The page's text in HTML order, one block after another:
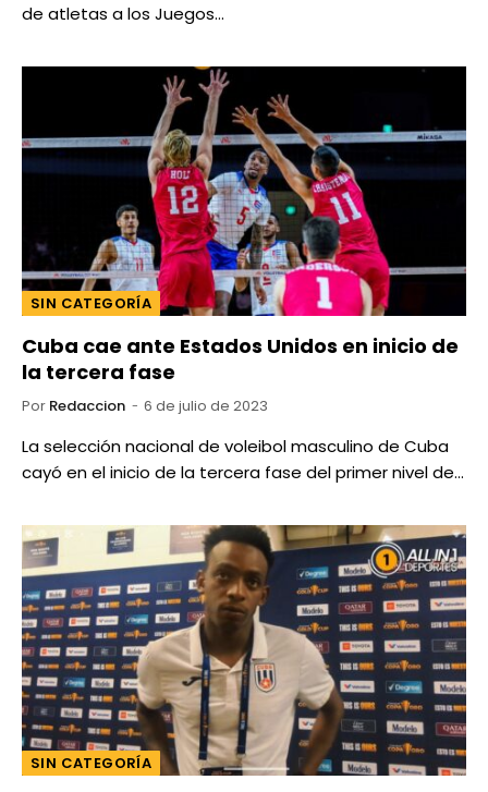
de atletas a los Juegos…
SIN CATEGORÍA
Cuba cae ante Estados Unidos en inicio de
la tercera fase
Por Redaccion 6 de julio de 2023
La selección nacional de voleibol masculino de Cuba
cayó en el inicio de la tercera fase del primer nivel de…
SIN CATEGORÍA